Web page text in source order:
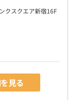
クスクエア新宿16F
見る